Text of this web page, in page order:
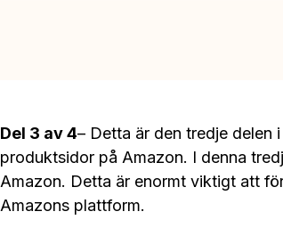
Del 3 av 4– Detta är den tredje delen
produktsidor på Amazon. I denna
Amazon. Detta är enormt viktigt att
Amazons plattform.